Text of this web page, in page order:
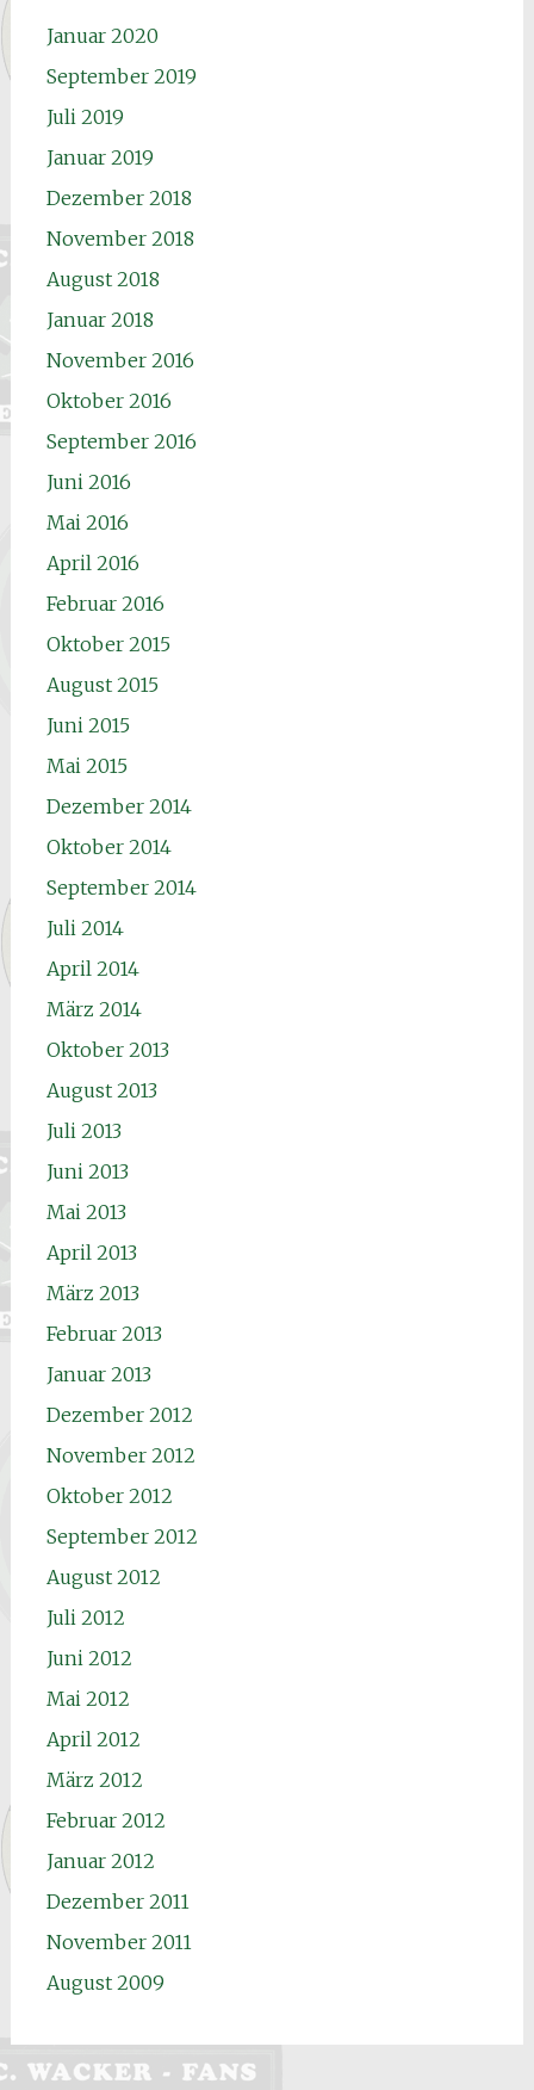
Januar 2020
September 2019
Juli 2019
Januar 2019
Dezember 2018
November 2018
August 2018
Januar 2018
November 2016
Oktober 2016
September 2016
Juni 2016
Mai 2016
April 2016
Februar 2016
Oktober 2015
August 2015
Juni 2015
Mai 2015
Dezember 2014
Oktober 2014
September 2014
Juli 2014
April 2014
März 2014
Oktober 2013
August 2013
Juli 2013
Juni 2013
Mai 2013
April 2013
März 2013
Februar 2013
Januar 2013
Dezember 2012
November 2012
Oktober 2012
September 2012
August 2012
Juli 2012
Juni 2012
Mai 2012
April 2012
März 2012
Februar 2012
Januar 2012
Dezember 2011
November 2011
August 2009